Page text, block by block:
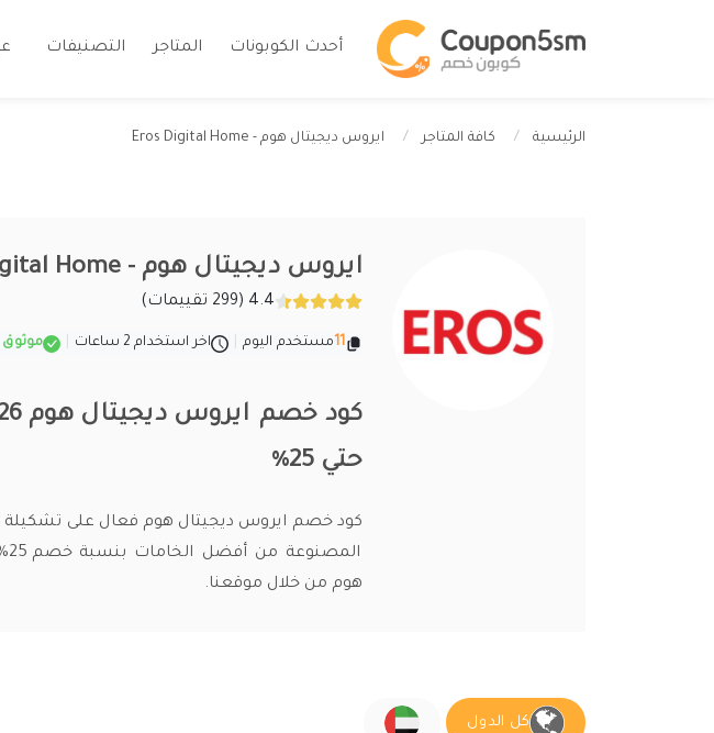
أحدث الكوبونات المتاجر التصنيفات
الرئيسية كافة المتاجر ايروس ديجيتال هوم - Eros Digital Home
ايروس ديجيتال هوم - Eros Digital Home
4.4 (299 تقييمات)
11 مستخدم اليوم اخر استخدام 2 ساعات موثوق
حتي 25%
كود خصم ايروس ديجيتال هوم فعال على تشكيلة
هوم من خلال موقعنا.
كل الدول